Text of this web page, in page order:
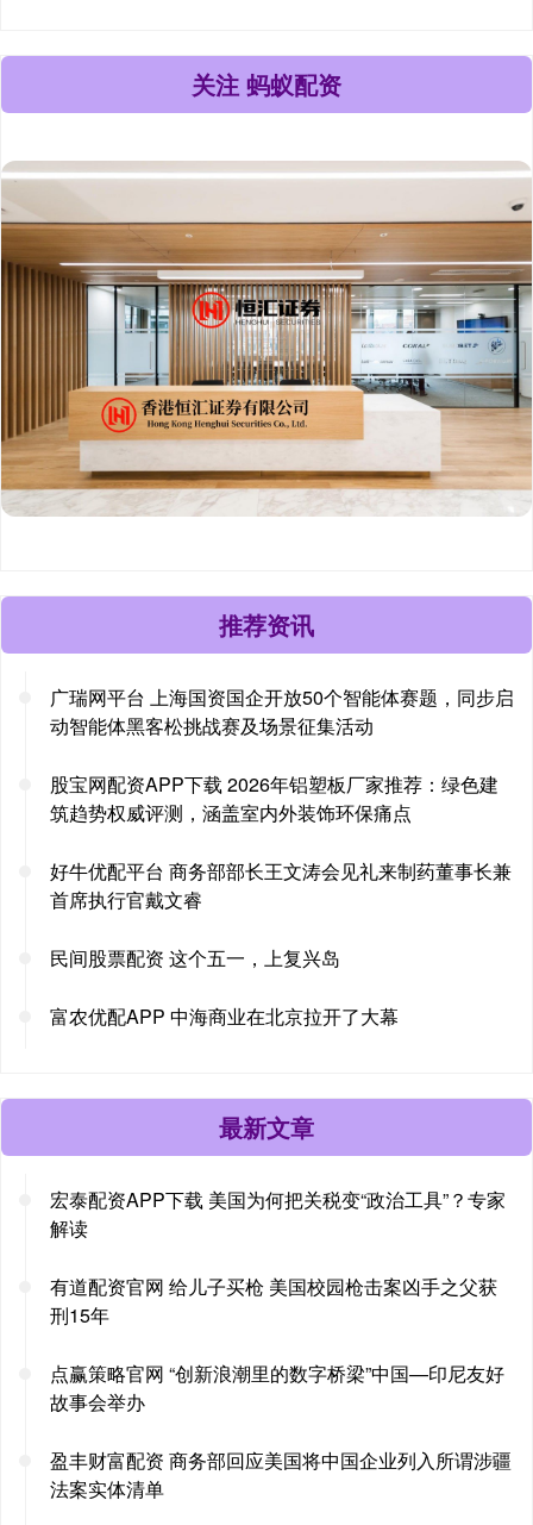
关注 蚂蚁配资
推荐资讯
广瑞网平台 上海国资国企开放50个智能体赛题，同步启
动智能体黑客松挑战赛及场景征集活动
股宝网配资APP下载 2026年铝塑板厂家推荐：绿色建
筑趋势权威评测，涵盖室内外装饰环保痛点
好牛优配平台 商务部部长王文涛会见礼来制药董事长兼
首席执行官戴文睿
民间股票配资 这个五一，上复兴岛
富农优配APP 中海商业在北京拉开了大幕
最新文章
宏泰配资APP下载 美国为何把关税变“政治工具”？专家
解读
有道配资官网 给儿子买枪 美国校园枪击案凶手之父获
刑15年
点赢策略官网 “创新浪潮里的数字桥梁”中国—印尼友好
故事会举办
盈丰财富配资 商务部回应美国将中国企业列入所谓涉疆
法案实体清单